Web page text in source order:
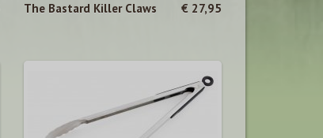
The Bastard Killer Claws € 27,95